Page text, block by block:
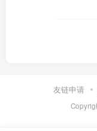
友链申请